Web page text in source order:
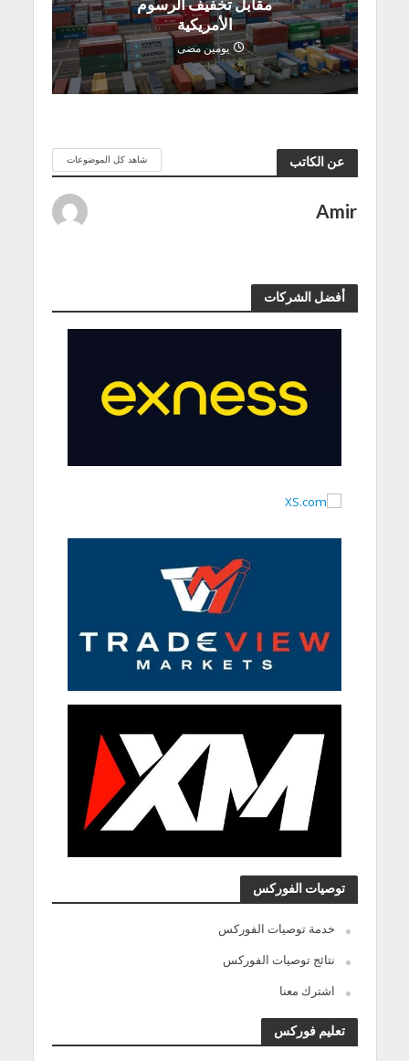
مقابل تخفيف الرسوم
الأمريكية
يومين مضى
عن الكاتب شاهد كل الموضوعات
Amir
أفضل الشركات
توصيات الفوركس
خدمة توصيات الفوركس
نتائج توصيات الفوركس
اشترك معنا
تعليم فوركس